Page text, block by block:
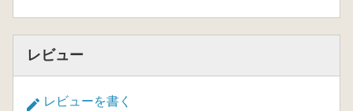
レビュー
レビューを書く